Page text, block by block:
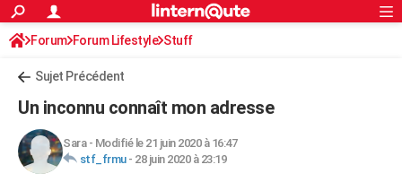
ACTUALITÉS
Politique
Société
Faits Divers
Education
Monde
Villes
+
FINANCE
Retraite
Impôts
Epargne
Immobilier
Risques naturels par ville
Banque
Assurance
Crédit
AUTO
S'inscrire
Connexion
Forum Forum Lifestyle Stuff
Sujet Précédent
Un inconnu connaît mon adresse
Sara- Modifié le 21 juin 2020 à 16:47
stf_frmu- 28 juin 2020 à 23:19